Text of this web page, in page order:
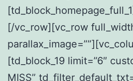
[/vc_row][vc_row
[td_block_19 limit=”6″
MISS”